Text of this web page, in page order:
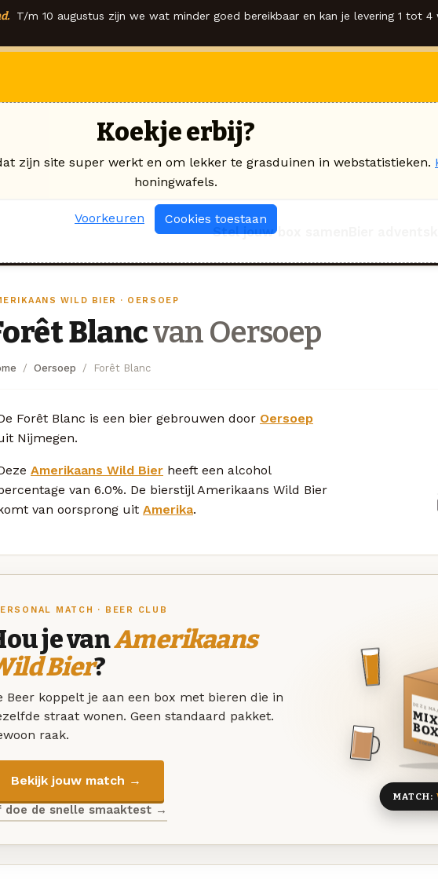
T/m 10 augustus zijn we wat minder goed bereikbaar en kan je levering 1 tot
Stel jouw box samen
WILD BIER · OERSOEP
Blancvan Oersoep
Oersoep Forêt Blanc
Forêt Blanc is een bier gebrouwen door Oersoep
Nijmegen.
Amerikaans Wild Bier heeft een alcohol
van 6.0%. De bierstijl Amerikaans Wild Bier
van oorsprong uit Amerika.
MATCH · BEER CLUB
je vanAmerikaans
Bier?
Beer koppelt je aan een box met bieren die in
straat wonen. Geen standaard pakket.
raak.
Bekijk jouw match →
doe de snelle smaaktest →
DEZE
BOX
8 BIEREN
MATCH:
Koekje erbij?
zijn site super werkt en om lekker te grasduinen in webstatistieken.
honingwafels.
Voorkeuren Cookies toestaan